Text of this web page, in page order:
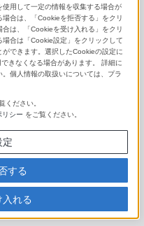
用して一定の情報を収集する場合が
合は、「Cookieを拒否する」をクリ
は、「Cookieを受け入れる」をクリ
合は「Cookie設定」をクリックして
できます。選択したCookieの設定に
きなくなる場合があります。 詳細に
個人情報の取扱いについては、プラ
ください。
リシー をご覧ください。
定
する
れる